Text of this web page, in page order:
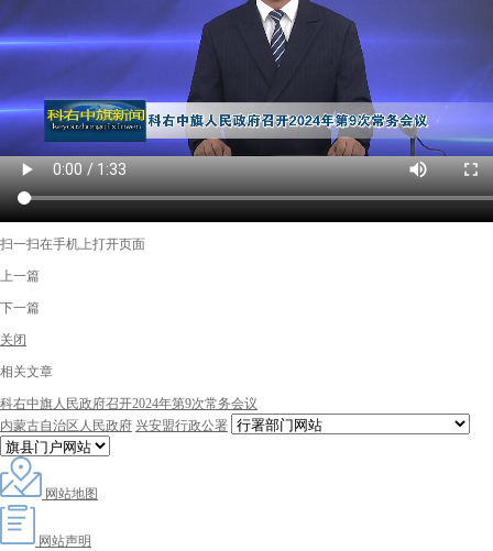
扫一扫在手机上打开页面
上一篇
下一篇
关闭
相关文章
科右中旗人民政府召开2024年第9次常务会议
内蒙古自治区人民政府 兴安盟行政公署
网站地图
网站声明